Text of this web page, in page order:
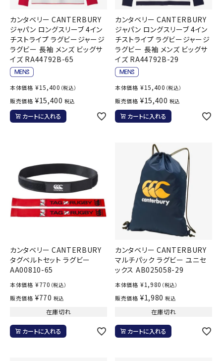
カンタベリー CANTERBURY
ジャパン ロングスリーブ 4イン
チストライプ ラグビージャージ
ラグビー 長袖 メンズ ビッグサ
イズ RA44792B-65
本体価格 ¥15,400 （税込）
販売価格 ¥15,400 税込
カートに入れる
カンタベリー CANTERBURY
ジャパン ロングスリーブ 4イン
チストライプ ラグビージャージ
ラグビー 長袖 メンズ ビッグサ
イズ RA44792B-29
本体価格 ¥15,400 （税込）
販売価格 ¥15,400 税込
カートに入れる
カンタベリー CANTERBURY
タグベルトセット ラグビー
AA00810-65
本体価格 ¥770 （税込）
販売価格 ¥770 税込
在庫切れ
カートに入れる
カンタベリー CANTERBURY
マルチパック ラグビー ユニセ
ックス AB025058-29
本体価格 ¥1,980 （税込）
販売価格 ¥1,980 税込
在庫切れ
カートに入れる